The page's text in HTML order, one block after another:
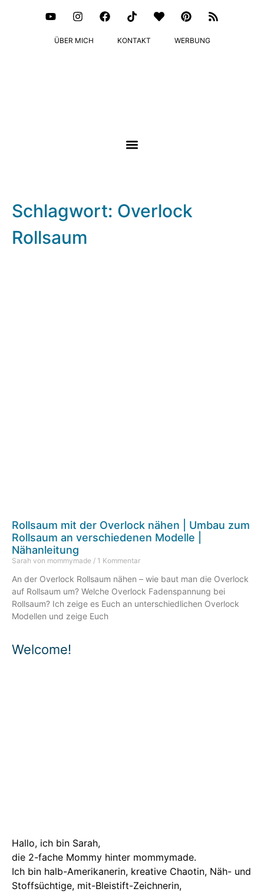
ÜBER MICH KONTAKT WERBUNG
Welcome!
Hallo, ich bin Sarah,
die 2-fache Mommy hinter mommymade.
Ich bin halb-Amerikanerin, kreative Chaotin, Näh- und
Stoffsüchtige, mit-Bleistift-Zeichnerin,
Schlagwort: Overlock
Rollsaum
Rollsaum mit der Overlock nähen | Umbau zum
Rollsaum an verschiedenen Modelle |
Nähanleitung
Sarah von mommymade 1 Kommentar
An der Overlock Rollsaum nähen – wie baut man die Overlock
auf Rollsaum um? Welche Overlock Fadenspannung bei
Rollsaum? Ich zeige es Euch an unterschiedlichen Overlock
Modellen und zeige Euch